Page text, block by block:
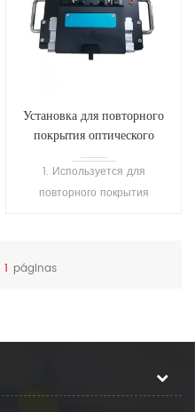
Установка для повторного
покрытия оптического
волокна SH-T101
1. Используется для
повторного покрытия
защиты области сварки и
Высокопреломляющий клей
низкопреломляющий клей
1 páginas